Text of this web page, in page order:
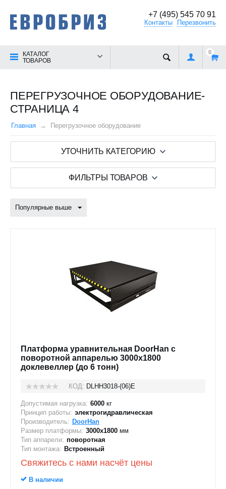
+7 (495) 545 70 91
Контакты Перезвонить
КАТАЛОГ
ТОВАРОВ
0
ПЕРЕГРУЗОЧНОЕ ОБОРУДОВАНИЕ-
СТРАНИЦА 4
Главная Перегрузочное оборудование
УТОЧНИТЬ КАТЕГОРИЮ
ФИЛЬТРЫ ТОВАРОВ
Популярные выше
Платформа уравнительная DoorHan с
поворотной аппарелью 3000x1800
доклевеллер (до 6 тонн)
КОД: DLHH3018-(06)E
Допустимая нагрузка: 6000 кг
Принцип работы: электрогидравлическая
Производитель: DoorHan
Размер платформы: 3000х1800 мм
Тип аппарели: поворотная
Тип монтажа: Встроенный
Свяжитесь с нами насчёт цены
В наличии